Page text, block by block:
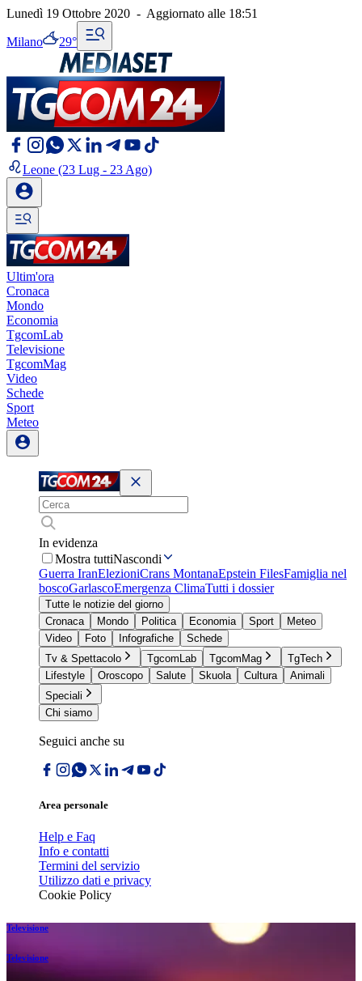
Lunedì 19 Ottobre 2020 - Aggiornato alle 18:51
Milano 29°
Leone (23 Lug - 23 Ago)
Ultim'ora
Cronaca
Mondo
Economia
TgcomLab
Televisione
TgcomMag
Video
Schede
Sport
Meteo
In evidenza
Mostra tuttiNascondi
Guerra IranElezioniCrans MontanaEpstein FilesFamiglia nel
boscoGarlascoEmergenza ClimaTutti i dossier
Tutte le notizie del giorno
Cronaca
Mondo Politica Economia Sport
Meteo
Video
Foto Infografiche
Schede
Tv & Spettacolo
TgcomLab TgcomMag
TgTech
Lifestyle
Oroscopo Salute Skuola Cultura
Animali
Speciali
Chi siamo
Seguici anche su
Area personale
Help e Faq
Info e contatti
Termini del servizio
Utilizzo dati e privacy
Cookie Policy
Televisione
Televisione